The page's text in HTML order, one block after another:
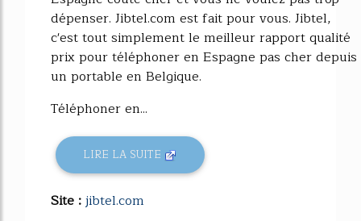
dépenser. Jibtel.com est fait pour vous. Jibtel,
c'est tout simplement le meilleur rapport qualité
prix pour téléphoner en Espagne pas cher depuis
un portable en Belgique.
Téléphoner en...
LIRE LA SUITE
Site :jibtel.com